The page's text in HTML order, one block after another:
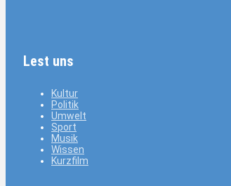
Lest uns
Kultur
Politik
Umwelt
Sport
Musik
Wissen
Kurzfilm